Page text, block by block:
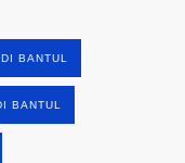
BANTUL
BANTUL